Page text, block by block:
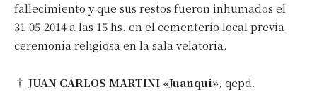
fallecimiento y que sus restos fueron inhumados el
31-05-2014 a las 15 hs. en el cementerio local previa
ceremonia religiosa en la sala velatoria.
† JUAN CARLOS MARTINI «Juanqui», qepd.